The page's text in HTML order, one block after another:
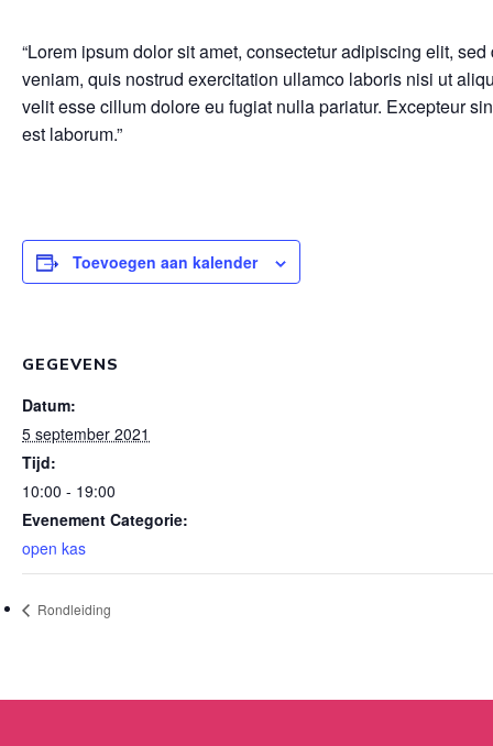
“Lorem ipsum dolor sit amet, consectetur adipiscing elit,
veniam, quis nostrud exercitation ullamco laboris nisi ut
velit esse cillum dolore eu fugiat nulla pariatur. Excepteur
est laborum.”
Toevoegen aan kalender
GEGEVENS
Datum:
5 september 2021
Tijd:
10:00 - 19:00
Evenement Categorie:
open kas
Rondleiding